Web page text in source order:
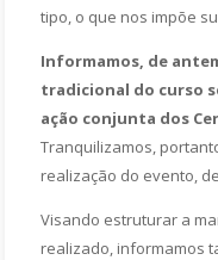
tipo, o que nos impõe
Informamos, de
tradicional do curso
ação conjunta dos
Tranquilizamos,
realização do evento,
Visando estruturar a
realizado, informamos